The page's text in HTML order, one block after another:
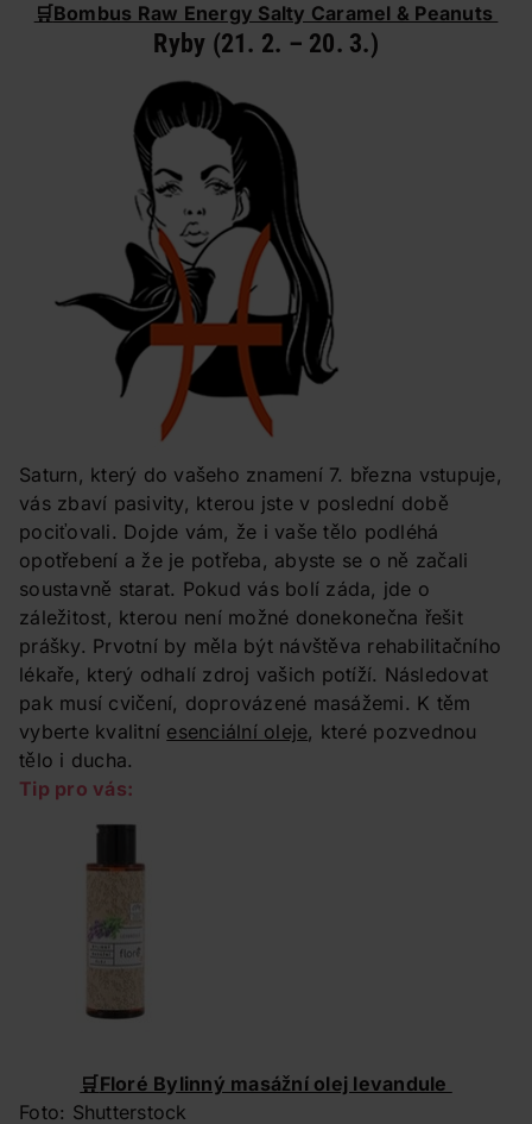
🛒Bombus Raw Energy Salty Caramel & Peanuts
Ryby (21. 2. – 20. 3.)
Saturn, který do vašeho znamení 7. března vstupuje,
vás zbaví pasivity, kterou jste v poslední době
pociťovali. Dojde vám, že i vaše tělo podléhá
opotřebení a že je potřeba, abyste se o ně začali
soustavně starat. Pokud vás bolí záda, jde o
záležitost, kterou není možné donekonečna řešit
prášky. Prvotní by měla být návštěva rehabilitačního
lékaře, který odhalí zdroj vašich potíží. Následovat
pak musí cvičení, doprovázené masážemi. K těm
vyberte kvalitní esenciální oleje, které pozvednou
tělo i ducha.
Tip pro vás:
🛒Floré Bylinný masážní olej levandule
Foto: Shutterstock